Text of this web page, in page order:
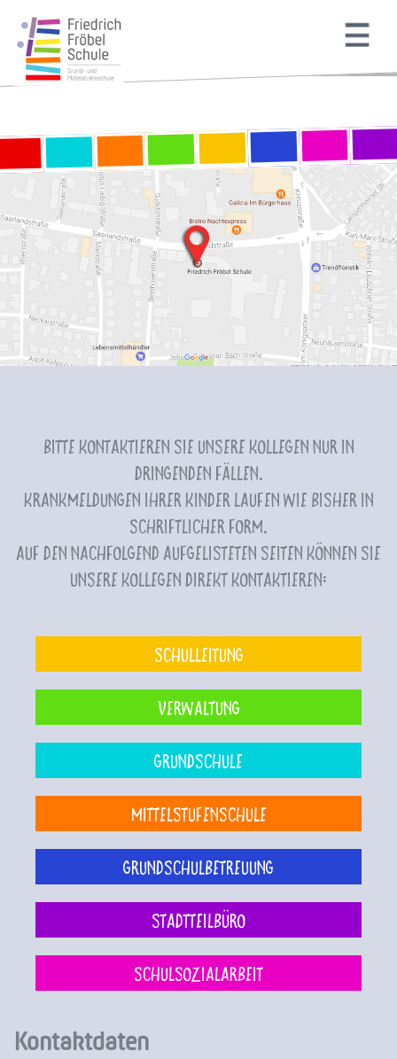
Bitte kontaktieren Sie unsere Kollegen nur in
dringenden Fällen.
Krankmeldungen Ihrer Kinder laufen wie bisher in
schriftlicher Form.
Auf den nachfolgend aufgelisteten Seiten können Sie
unsere Kollegen direkt kontaktieren:
Schulleitung
Verwaltung
Grundschule
Mittelstufenschule
Grundschulbetreuung
Stadtteilbüro
Schulsozialarbeit
Kontaktdaten